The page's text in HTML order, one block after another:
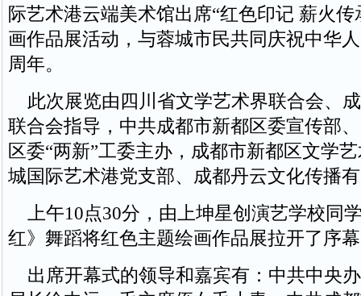
际艺术港云端美术馆出席“红色印记 薪火传
画作品展活动，与蓉城市民共同庆祝中华
周年。
此次展览由四川省文学艺术界联合会、
联合会指导，中共成都市新都区委宣传部
区委“两新”工委主办，成都市新都区文学
城国际艺术港党支部、成都丹云文化传播
上午10点30分，由上坤星创演艺学校同
红》舞蹈将红色主题绘画作品展拉开了序
出席开幕式的领导和嘉宾有：中共中央